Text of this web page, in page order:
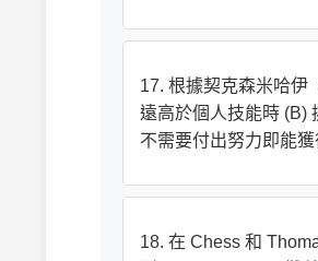
17. 根據契克森米哈伊
遠高於個人技能時 (B)
不需要付出努力即能
18. 在 Chess 和